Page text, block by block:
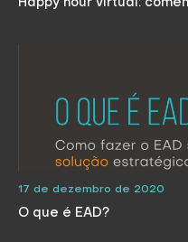
Happy hour virtual:
17 de dezembro de 2020
O que é EAD?